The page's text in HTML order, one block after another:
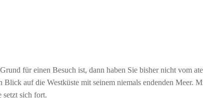
für einen Besuch ist, dann haben Sie bisher nicht vom
Blick auf die Westküste mit seinem niemals endenden
setzt sich fort.